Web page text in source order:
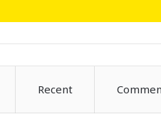
Recent